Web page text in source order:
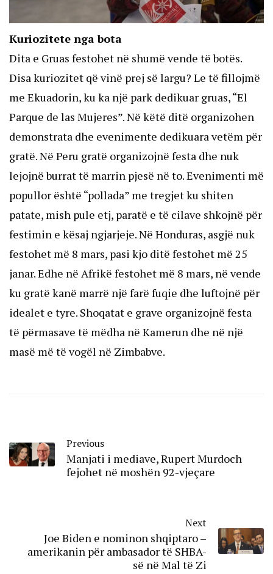
Kuriozitete nga bota
Dita e Gruas festohet në shumë vende të botës.
Disa kuriozitet që vinë prej së largu? Le të fillojmë
me Ekuadorin, ku ka një park dedikuar gruas, “El
Parque de las Mujeres”. Në këtë ditë organizohen
demonstrata dhe evenimente dedikuara vetëm për
gratë. Në Peru gratë organizojnë festa dhe nuk
lejojnë burrat të marrin pjesë në to. Evenimenti më
popullor është “pollada” me tregjet ku shiten
patate, mish pule etj, paratë e të cilave shkojnë për
festimin e kësaj ngjarjeje. Në Honduras, asgjë nuk
festohet më 8 mars, pasi kjo ditë festohet më 25
janar. Edhe në Afrikë festohet më 8 mars, në vende
ku gratë kanë marrë një farë fuqie dhe luftojnë për
idealet e tyre. Shoqatat e grave organizojnë festa
të përmasave të mëdha në Kamerun dhe në një
masë më të vogël në Zimbabve.
Previous
Manjati i mediave, Rupert Murdoch
fejohet në moshën 92-vjeçare
Next
Joe Biden e nominon shqiptaro –
amerikanin për ambasador të SHBA-
së në Mal të Zi